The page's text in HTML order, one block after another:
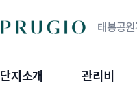
태봉공
단지소개 관리비